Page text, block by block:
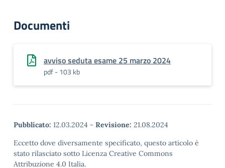
Documenti
avviso seduta esame 25 marzo 2024
pdf - 103 kb
Pubblicato: 12.03.2024 - Revisione: 21.08.2024
Eccetto dove diversamente specificato, questo articolo è
stato rilasciato sotto Licenza Creative Commons
Attribuzione 4.0 Italia.